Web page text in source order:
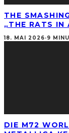
THE
„THE RATS IN
18. MAI 2026·9
DIE M72